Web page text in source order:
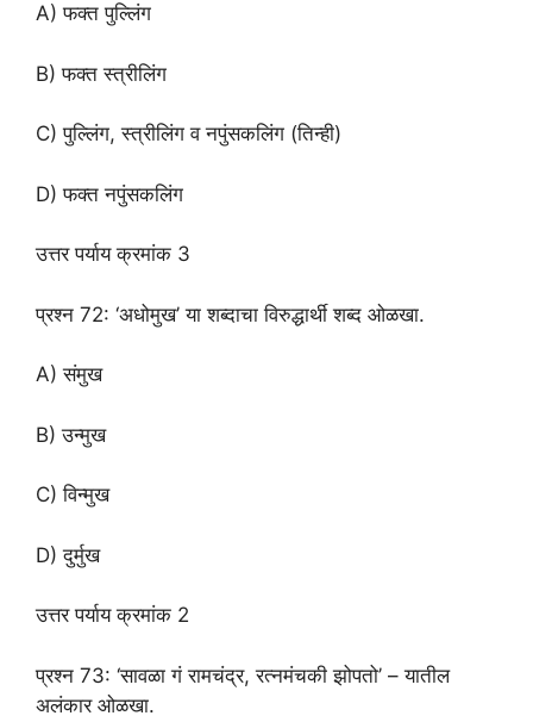
A) फक्त पुल्लिंग
B) फक्त स्त्रीलिंग
C) पुल्लिंग, स्त्रीलिंग व नपुंसकलिंग (तिन्ही)
D) फक्त नपुंसकलिंग
उत्तर पर्याय क्रमांक 3
प्रश्न 72: ‘अधोमुख’ या शब्दाचा विरुद्धार्थी शब्द ओळखा.
A) संमुख
B) उन्मुख
C) विन्मुख
D) दुर्मुख
उत्तर पर्याय क्रमांक 2
प्रश्न 73: ‘सावळा गं रामचंद्र, रत्नमंचकी झोपतो’ – यातील
अलंकार ओळखा.